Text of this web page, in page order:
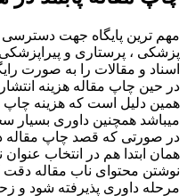
مهم ترین پایگاه جهت
پزشکی ، پرستاری و پیراپزشکی
اسناد و مقالات را به صورت
در حین چاپ مقاله هزینه
همین دلیل است که هزینه چاپ
میباشد همچنین داوری بسیار
در صورتی که قصد چاپ مقاله
همان ابتدا هم در انتخاب
نوشتن محتوای ناب مقاله دقت
مرحله داوری پذیرفته شود و